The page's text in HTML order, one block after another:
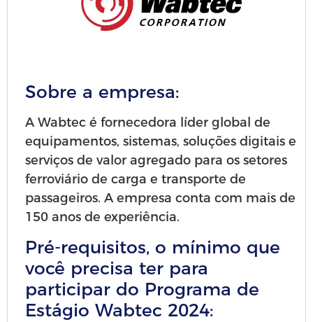
Sobre a empresa:
A Wabtec é fornecedora líder global de
equipamentos, sistemas, soluções digitais e
serviços de valor agregado para os setores
ferroviário de carga e transporte de
passageiros. A empresa conta com mais de
150 anos de experiência.
Pré-requisitos, o mínimo que
você precisa ter para
participar do Programa de
Estágio Wabtec 2024: